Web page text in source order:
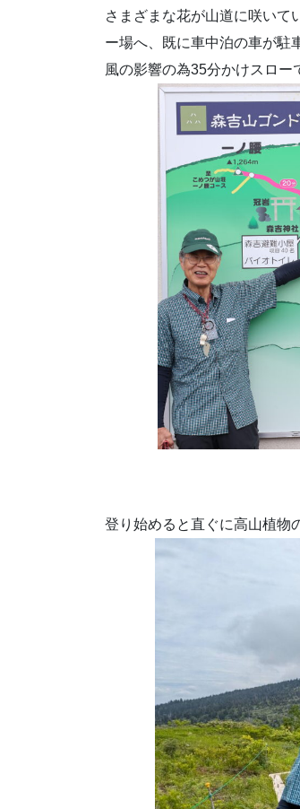
さまざまな花が山道に咲いて
ー場へ、既に車中泊の車が駐
風の影響の為35分かけスロー
登り始めると直ぐに高山植物